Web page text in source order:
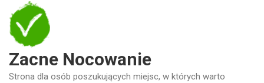
Zacne Nocowanie
Strona dla osób poszukujących miejsc, w których warto